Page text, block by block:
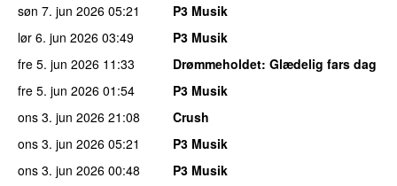
søn 7. jun 2026 05:21
P3 Musik
lør 6. jun 2026 03:49
P3 Musik
fre 5. jun 2026 11:33 Drømmeholdet: Glædelig fars dag
fre 5. jun 2026 01:54
P3 Musik
ons 3. jun 2026 21:08
Crush
ons 3. jun 2026 05:21
P3 Musik
ons 3. jun 2026 00:48
P3 Musik